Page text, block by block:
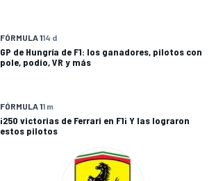
FÓRMULA 114 d
GP de Hungría de F1: los ganadores, pilotos con
pole, podio, VR y más
FÓRMULA 11 m
¡250 victorias de Ferrari en F1¡ Y las lograron
estos pilotos